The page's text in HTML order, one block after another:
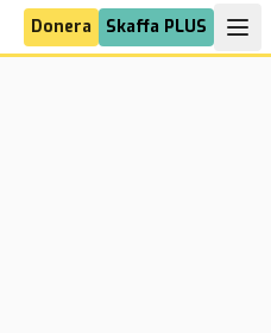
Donera Skaffa PLUS